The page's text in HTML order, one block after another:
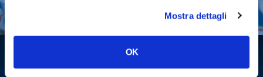
Mostra dettagli
OK